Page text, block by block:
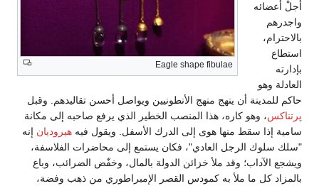
Eagle shape fibulae
أجلْ أعضائه
واجدرهم
بالاحترام،
استطاع
بإدارته
العادلة وهو
حاكم للمدينة أن ينهج منهج الأنطونيين ويواصل أحسن تقاليدهم. وقبل
پرتناكس، وهو كاره، هذا المنصب الخطير الذي يرفع صاحبه إلى مكانة
سامية إذا سقط منها هوى إلى الدرك الأسفل. ويقول فيه هيروديان إنه
"سلك سلوك الرجل العادي"، فكان يستمع إلى محاضرات الفلاسفة،
ويشجع الآداب؛ وقد ملأ خزائن الدولة بالمال، وخفّض الضرائب، وباع
بالمزاد كل ما ملأ به كمودس القصر الإمبراطوري من ذهب وفضة،